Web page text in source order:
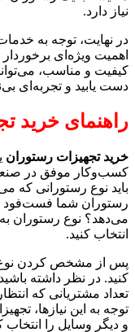
نیاز دارد.
در نهایت، توجه به
اهمیت ویژه‌ای
کیفیت و مناسب،
دست یابید و تجربه‌ای
راهنمای خرید
خرید تجهیزات رستوران
کسب‌وکار موفق در
باید نوع رستورانی که
رستوران شما فست‌فود
می‌دهد؟ نوع رستوران
انتخاب کنید.
پس از مشخص کردن نوع
کنید. در نظر داشته
تعداد مشتریانی که
توجه به این نیازها،
و دیگر وسایل را انتخاب